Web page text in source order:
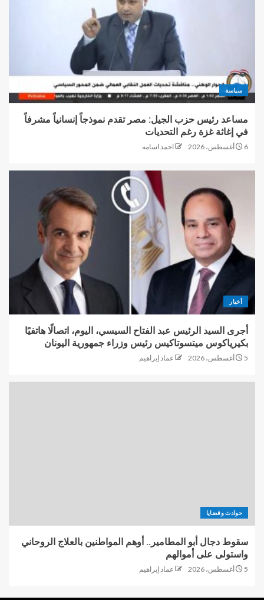
سياسة
مساعد رئيس حزب الجيل: مصر تقدم نموذجاً إنسانياً مشرفاً
في إغاثة غزة رغم التحديات
6 أغسطس، 2026 احمد اسامه
أخبار
أجرى السيد الرئيس عبد الفتاح السيسي، اليوم، اتصالًا هاتفيًا
بكيرياكوس ميتسوتاكيس رئيس وزراء جمهورية اليونان
5 أغسطس، 2026 عماد إبراهيم
حوادث وقضايا
سقوط دجال أبو المطامير.. أوهم المواطنين بالعلاج الروحاني
واستولى على أموالهم
5 أغسطس، 2026 عماد إبراهيم